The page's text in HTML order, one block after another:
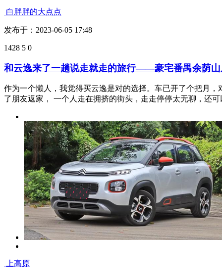
白胖胖的大点点
发布于：2023-06-05 17:48
5
和云逸来了一趟说走就走的旅行——豪宅番禺余荫
作为一个懒人，我觉得买云逸是对的选择。车已开了个把月
了朋友返家， 一个人走在拥挤的街头，走走停停太无聊，还